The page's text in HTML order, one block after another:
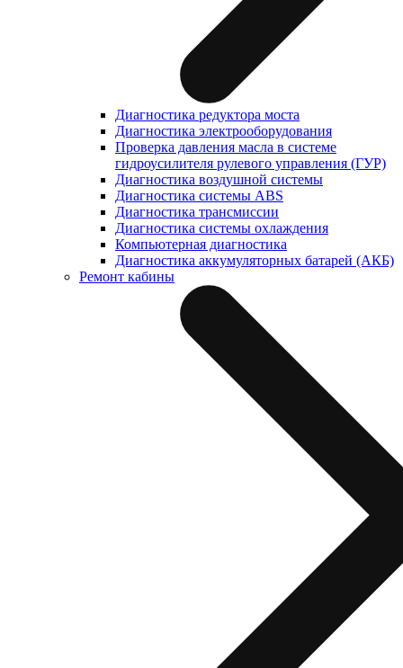
Диагностика редуктора моста
Диагностика электрооборудования
Проверка давления масла в системе
гидроусилителя рулевого управления (ГУР)
Диагностика воздушной системы
Диагностика системы ABS
Диагностика трансмиссии
Диагностика системы охлаждения
Компьютерная диагностика
Диагностика аккумуляторных батарей (АКБ)
Ремонт кабины